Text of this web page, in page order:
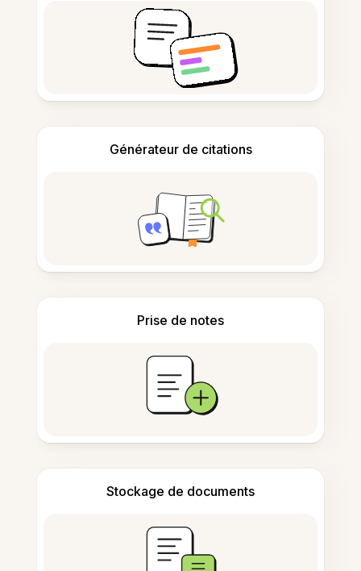
Générateur de citations
Prise de notes
Stockage de documents